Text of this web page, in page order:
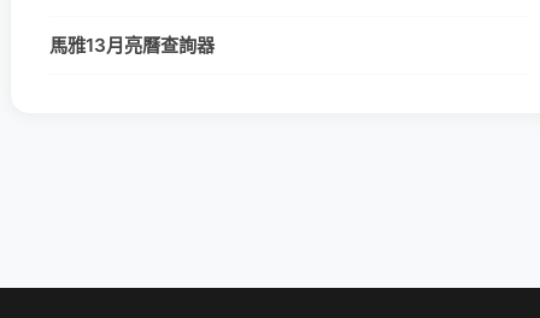
馬雅13月亮曆查詢器